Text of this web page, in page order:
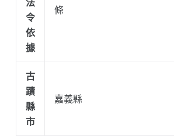
法
令
依
據
條
古
蹟
縣
市
嘉義縣